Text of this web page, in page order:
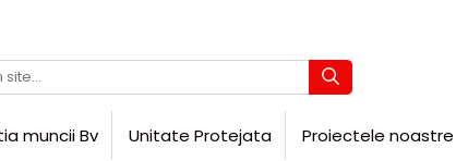
muncii Bv Unitate Protejata Proiectele noastre